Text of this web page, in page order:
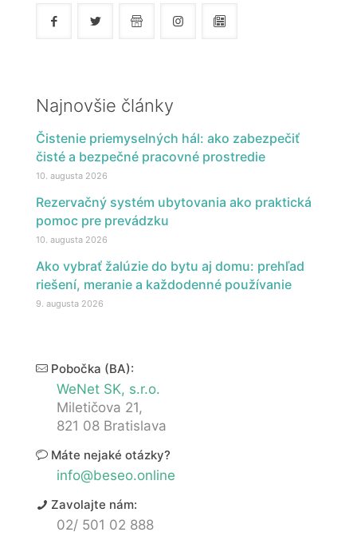
Najnovšie články
Čistenie priemyselných hál: ako zabezpečiť
čisté a bezpečné pracovné prostredie
10. augusta 2026
Rezervačný systém ubytovania ako praktická
pomoc pre prevádzku
10. augusta 2026
Ako vybrať žalúzie do bytu aj domu: prehľad
riešení, meranie a každodenné používanie
9. augusta 2026
Pobočka (BA):
WeNet SK, s.r.o.
Miletičova 21,
821 08 Bratislava
Máte nejaké otázky?
info@beseo.online
Zavolajte nám:
02/ 501 02 888